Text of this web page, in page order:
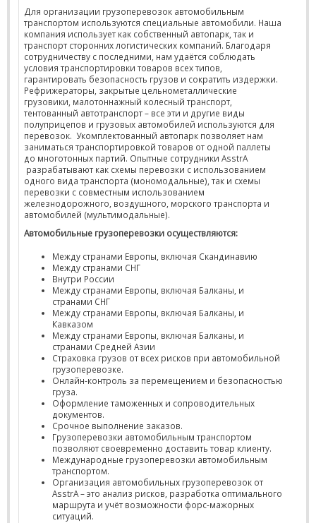
Для организации грузоперевозок автомобильным
транспортом используются специальные автомобили. Наша
компания использует как собственный автопарк, так и
транспорт сторонних логистических компаний. Благодаря
сотрудничеству с последними, нам удаётся соблюдать
условия транспортировки товаров всех типов,
гарантировать безопасность грузов и сократить издержки.
Рефрижераторы, закрытые цельнометаллические
грузовики, малотоннажный колесный транспорт,
тентованный автотранспорт – все эти и другие виды
полуприцепов и грузовых автомобилей используются для
перевозок. Укомплектованный автопарк позволяет нам
заниматься транспортировкой товаров от одной паллеты
до многотонных партий. Опытные сотрудники AsstrA
разрабатывают как схемы перевозки с использованием
одного вида транспорта (мономодальные), так и схемы
перевозки с совместным использованием
железнодорожного, воздушного, морского транспорта и
автомобилей (мультимодальные).
Автомобильные грузоперевозки осуществляются:
Между странами Европы, включая Скандинавию
Между странами СНГ
Внутри России
Между странами Европы, включая Балканы, и
странами СНГ
Между странами Европы, включая Балканы, и
Кавказом
Между странами Европы, включая Балканы, и
странами Средней Азии
Страховка грузов от всех рисков при автомобильной
грузоперевозке.
Онлайн-контроль за перемещением и безопасностью
груза.
Оформление таможенных и сопроводительных
документов.
Срочное выполнение заказов.
Грузоперевозки автомобильным транспортом
позволяют своевременно доставить товар клиенту.
Международные грузоперевозки автомобильным
транспортом.
Организация автомобильных грузоперевозок от
AsstrA – это анализ рисков, разработка оптимального
маршрута и учёт возможности форс-мажорных
ситуаций.